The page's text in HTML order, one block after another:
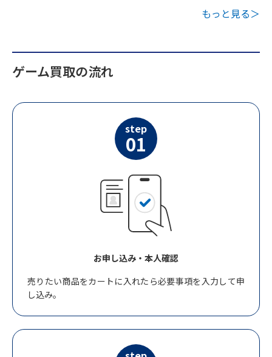
もっと見る＞
ゲーム買取の流れ
step
01
お申し込み・本人確認
売りたい商品をカートに入れたら必要事項を入力して申
し込み。